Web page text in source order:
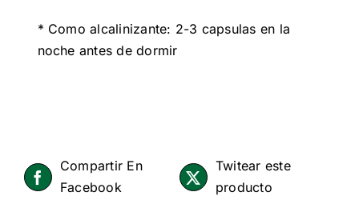
* Como alcalinizante: 2-3 capsulas en la
noche antes de dormir
Compartir En
Facebook
Twitear este
producto